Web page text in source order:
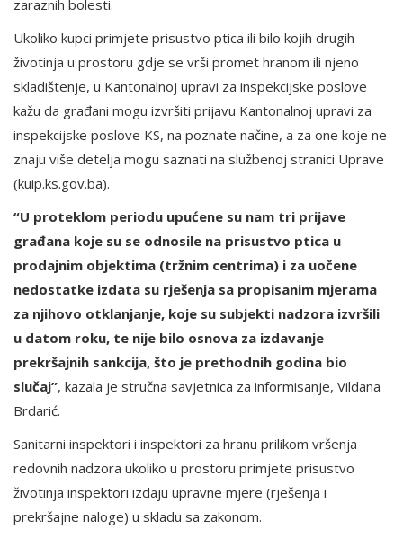
zaraznih bolesti.
Ukoliko kupci primjete prisustvo ptica ili bilo kojih drugih
životinja u prostoru gdje se vrši promet hranom ili njeno
skladištenje, u Kantonalnoj upravi za inspekcijske poslove
kažu da građani mogu izvršiti prijavu Kantonalnoj upravi za
inspekcijske poslove KS, na poznate načine, a za one koje ne
znaju više detelja mogu saznati na službenoj stranici Uprave
(kuip.ks.gov.ba).
“U proteklom periodu upućene su nam tri prijave
građana koje su se odnosile na prisustvo ptica u
prodajnim objektima (tržnim centrima) i za uočene
nedostatke izdata su rješenja sa propisanim mjerama
za njihovo otklanjanje, koje su subjekti nadzora izvršili
u datom roku, te nije bilo osnova za izdavanje
prekršajnih sankcija, što je prethodnih godina bio
slučaj”, kazala je stručna savjetnica za informisanje, Vildana
Brdarić.
Sanitarni inspektori i inspektori za hranu prilikom vršenja
redovnih nadzora ukoliko u prostoru primjete prisustvo
životinja inspektori izdaju upravne mjere (rješenja i
prekršajne naloge) u skladu sa zakonom.